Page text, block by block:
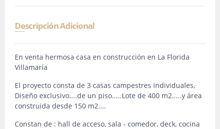
Descripción Adicional
En venta hermosa casa en construcción en La Florida
Villamaría
El proyecto consta de 3 casas campestres individuales,
Diseño exclusivo....de un piso.....Lote de 400 m2.....y área
construida desde 150 m2....
Constan de : hall de acceso, sala - comedor, deck, cocina